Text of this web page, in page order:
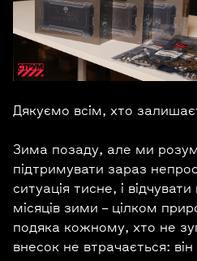
Дякуємо всім, хто
Зима позаду, але ми
підтримувати зараз
ситуація тисне, і
місяців зими – цілком
подяка кожному, хто не
внесок не втрачається: